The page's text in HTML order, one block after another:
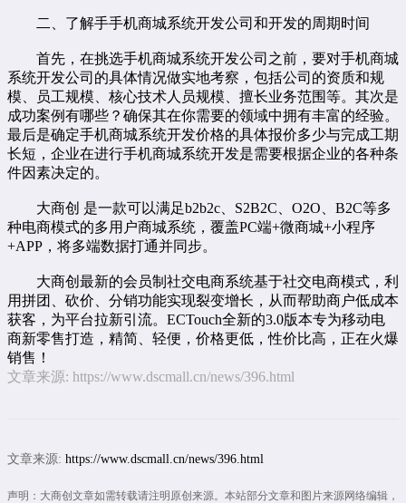
二、了解手手机商城系统开发公司和开发的周期时间
首先，在挑选手机商城系统开发公司之前，要对手机商城
系统开发公司的具体情况做实地考察，包括公司的资质和规
模、员工规模、核心技术人员规模、擅长业务范围等。其次是
成功案例有哪些？确保其在你需要的领域中拥有丰富的经验。
最后是确定手机商城系统开发价格的具体报价多少与完成工期
长短，企业在进行手机商城系统开发是需要根据企业的各种条
件因素决定的。
大商创 是一款可以满足b2b2c S2B2C 、O2O、B2C等多
种电商模式的多用户商城系统 ，覆盖PC端+微商城+小程序
+APP，将多端数据打通并同步。
大商创最新的会员制 社交电商系统基于社交电商模式，利
用拼团、砍价、分销功能实现裂变增长，从而帮助商户低成本
获客，为平台拉新引流。ECTouch全新的3.0版本专为移动电
商新零售打造，精简、轻便，价格更低，性价比高，正在火爆
销售！
文章来源: https://www.dscmall.cn/news/396.html
文章来源: https://www.dscmall.cn/news/396.html
声明：大商创文章如需转载请注明原创来源。本站部分文章和图片来源网络编辑，